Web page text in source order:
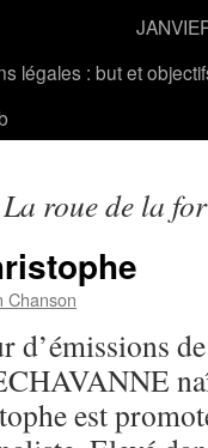
légales : but et
La roue de la
Chanson
d’émissions
est